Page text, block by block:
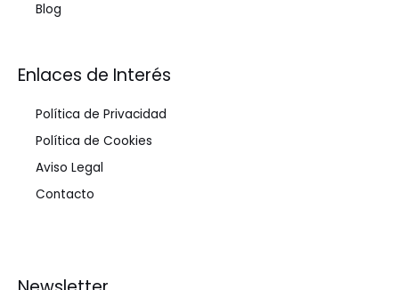
Blog
Enlaces de Interés
Política de Privacidad
Política de Cookies
Aviso Legal
Contacto